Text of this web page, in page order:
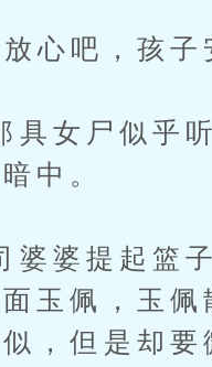
吧，孩子
女尸似乎听
中。
婆提起篮子
玉佩，玉
，但是却